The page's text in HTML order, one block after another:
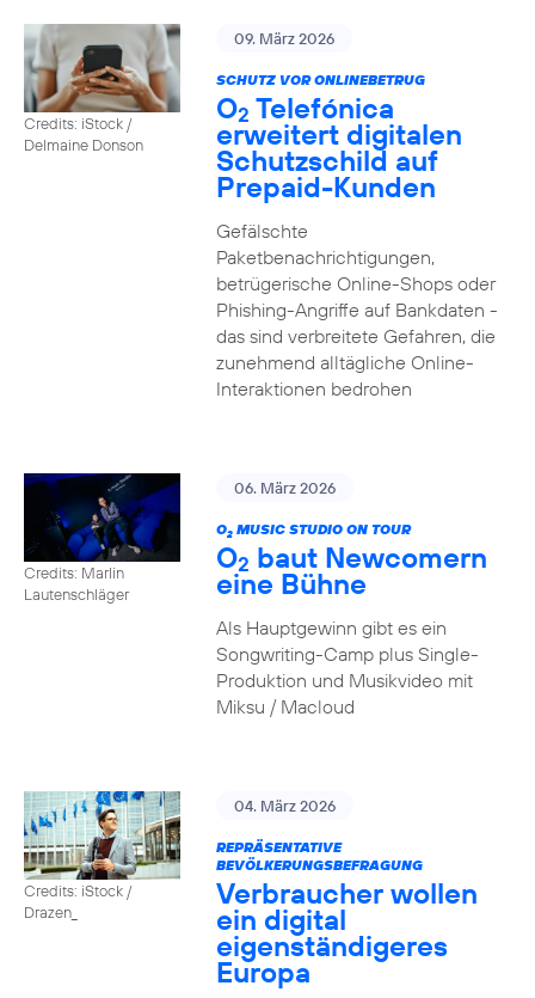
Credits: iStock /
Delmaine Donson
09. März 2026
SCHUTZ VOR ONLINEBETRUG
O2 Telefónica
erweitert digitalen
Schutzschild auf
Prepaid-Kunden
Gefälschte
Paketbenachrichtigungen,
betrügerische Online-Shops oder
Phishing-Angriffe auf Bankdaten -
das sind verbreitete Gefahren, die
zunehmend alltägliche Online-
Interaktionen bedrohen
Credits: Marlin
Lautenschläger
06. März 2026
O2MUSIC STUDIO ON TOUR
O2 baut Newcomern
eine Bühne
Als Hauptgewinn gibt es ein
Songwriting-Camp plus Single-
Produktion und Musikvideo mit
Miksu / Macloud
Credits: iStock /
Drazen_
04. März 2026
REPRÄSENTATIVE
BEVÖLKERUNGSBEFRAGUNG
Verbraucher wollen
ein digital
eigenständigeres
Europa